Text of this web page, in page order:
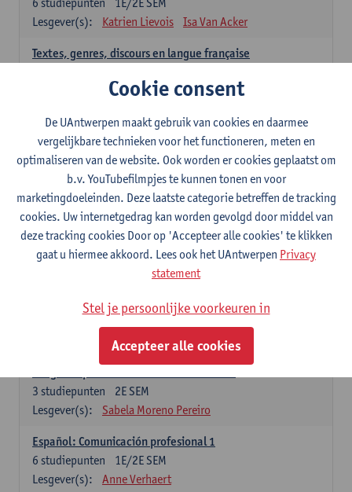
Lesgever(s):
Katrien Lievois Isa Van Acker
Textes, genres, discours en langue française
Kris Peeters
Spaans: verplichte opleidingsonderdelen
Gramática española 1
1E SEM
studiepunten
Lesgever(s):
Anne Verhaert
Gramática española 2
2E SEM
3studiepunten
Anne Verhaert
Lengua española: Destrezas básicas
Sabela Moreno Pereiro
2E SEM
3 studiepunten
Lesgever(s):
Sabela Moreno Pereiro
Español: Comunicación profesional 1
1E/2E SEM
6 studiepunten
Lesgever(s):
Anne Verhaert
Cookie consent
De UAntwerpen maakt gebruik van cookies en daarmee
vergelijkbare technieken voor het functioneren, meten en
optimaliseren van de website. Ook worden er cookies geplaatst om
b.v. YouTubefilmpjes te kunnen tonen en voor
marketingdoeleinden. Deze laatste categorie betreffen de tracking
cookies. Uw internetgedrag kan worden gevolgd door middel van
deze tracking cookies Door op 'Accepteer alle cookies' te klikken
gaat u hiermee akkoord. Lees ook het UAntwerpen Privacy
statement
Stel je persoonlijke voorkeuren in
Accepteer alle cookies